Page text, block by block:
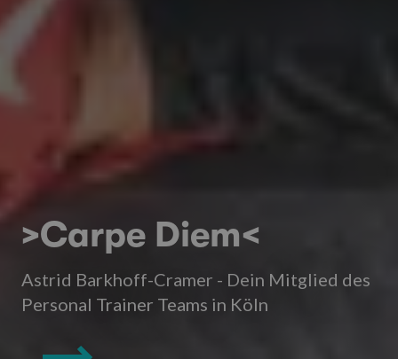
>Carpe Diem<
Astrid Barkhoff-Cramer - Dein Mitglied des
Personal Trainer Teams in Köln